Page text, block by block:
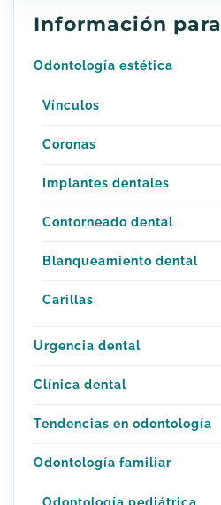
Información
Odontología estética
Vínculos
Coronas
Implantes dentales
Contorneado dental
Blanqueamiento dental
Carillas
Urgencia dental
Clínica dental
Tendencias en odontología
Odontología familiar